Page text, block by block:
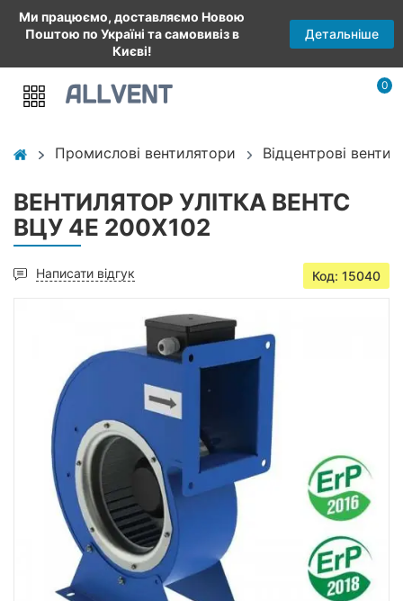
Ми працюємо, доставляємо Новою
Поштою по Україні та самовивіз в
Києві!
Детальніше
0
Промислові вентилятори Відцентрові
ВЕНТИЛЯТОР УЛІТКА ВЕНТС
ВЦУ 4Е 200Х102
Написати відгук Код: 15040